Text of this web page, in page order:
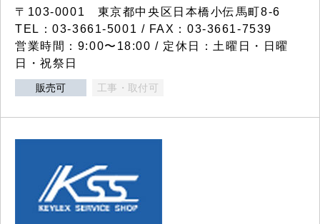
〒103-0001 東京都中央区日本橋小伝馬町8-6
TEL：03-3661-5001 / FAX：03-3661-7539
営業時間：9:00〜18:00 / 定休日：土曜日・日曜
日・祝祭日
販売可 工事・取付可